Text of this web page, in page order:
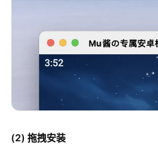
(2) 拖拽安装